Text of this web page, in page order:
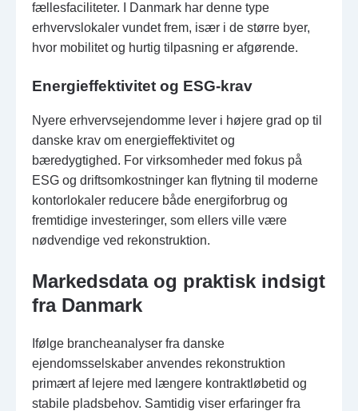
fællesfaciliteter. I Danmark har denne type
erhvervslokaler vundet frem, især i de større byer,
hvor mobilitet og hurtig tilpasning er afgørende.
Energieffektivitet og ESG-krav
Nyere erhvervsejendomme lever i højere grad op til
danske krav om energieffektivitet og
bæredygtighed. For virksomheder med fokus på
ESG og driftsomkostninger kan flytning til moderne
kontorlokaler reducere både energiforbrug og
fremtidige investeringer, som ellers ville være
nødvendige ved rekonstruktion.
Markedsdata og praktisk indsigt
fra Danmark
Ifølge brancheanalyser fra danske
ejendomsselskaber anvendes rekonstruktion
primært af lejere med længere kontraktløbetid og
stabile pladsbehov. Samtidig viser erfaringer fra